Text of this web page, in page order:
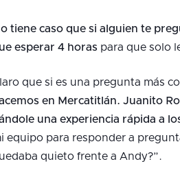
tiene caso que si alguien te
esperar 4 horas para que solo
que si es una pregunta más
en Mercatitlán. Juanito
una experiencia rápida a
equipo para responder a
quieto frente a Andy?”.